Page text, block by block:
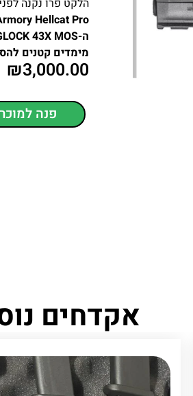
הלקט פרו נקנה לפני שנה וחצי כולל 3 מחסניות
מימדים קטנים
₪3,000.00
פנה למוכר
אקדחים